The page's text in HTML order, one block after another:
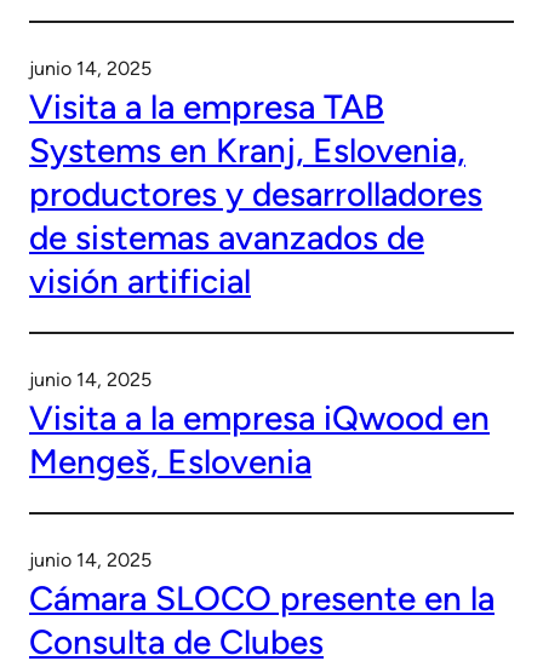
junio 14, 2025
Visita a la empresa TAB
Systems en Kranj, Eslovenia,
productores y desarrolladores
de sistemas avanzados de
visión artificial
junio 14, 2025
Visita a la empresa iQwood en
Mengeš, Eslovenia
junio 14, 2025
Cámara SLOCO presente en la
Consulta de Clubes